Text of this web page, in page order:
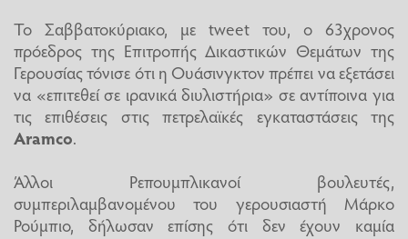
Το Σαββατοκύριακο, με tweet του, ο 63χρονος
πρόεδρος της Επιτροπής Δικαστικών Θεμάτων της
Γερουσίας τόνισε ότι η Ουάσινγκτον πρέπει να εξετάσει
να «επιτεθεί σε ιρανικά διυλιστήρια» σε αντίποινα για
τις επιθέσεις στις πετρελαϊκές εγκαταστάσεις της
Aramco.
Άλλοι Ρεπουμπλικανοί βουλευτές,
συμπεριλαμβανομένου του γερουσιαστή Μάρκο
Ρούμπιο, δήλωσαν επίσης ότι δεν έχουν καμία